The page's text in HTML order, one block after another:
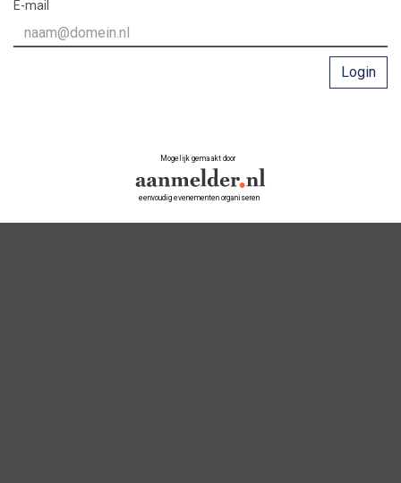
E-mail
Login
Mogelijk gemaakt door
eenvoudig evenementen organiseren